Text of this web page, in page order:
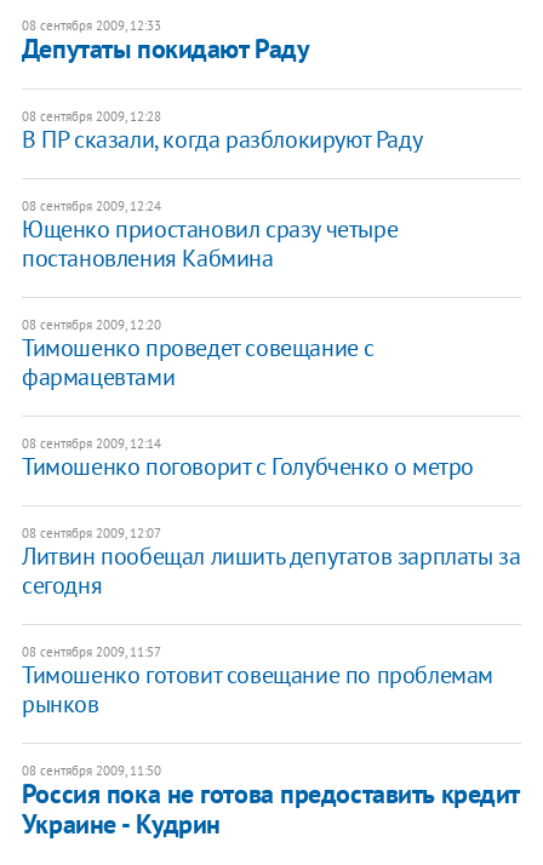
08 сентября 2009, 12:33
Депутаты покидают Раду
08 сентября 2009, 12:28
В ПР сказали, когда разблокируют Раду
08 сентября 2009, 12:24
Ющенко приостановил сразу четыре
постановления Кабмина
08 сентября 2009, 12:20
Тимошенко проведет совещание с
фармацевтами
08 сентября 2009, 12:14
Тимошенко поговорит с Голубченко о метро
08 сентября 2009, 12:07
Литвин пообещал лишить депутатов зарплаты за
сегодня
08 сентября 2009, 11:57
Тимошенко готовит совещание по проблемам
рынков
08 сентября 2009, 11:50
Россия пока не готова предоставить кредит
Украине - Кудрин